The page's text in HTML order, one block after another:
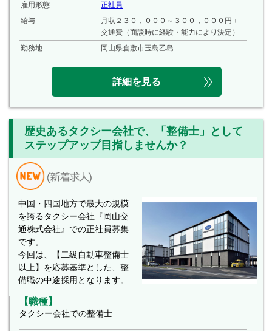
雇用形態
正社員
給与
月収２３０，０００～３００，０００円＋
交通費（面談時に経験・能力により決定）
勤務地
岡山県倉敷市玉島乙島
詳細を見る
歴史あるタクシー会社で、「整備士」として
ステップアップ目指しませんか？
中国・四国地方で最大の規模
を誇るタクシー会社『岡山交
通株式会社』での正社員募集
です。
今回は、【二級自動車整備士
以上】を応募基準とした、整
備職の中途採用となります。
【職種】
タクシー会社での整備士